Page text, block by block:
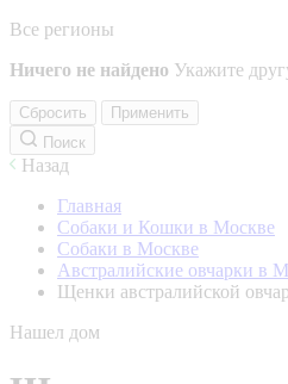
Все регионы
Ничего не найдено Укажите
Сбросить
Применить
Поиск
Назад
Главная
Собаки и Кошки в Москве
Собаки в Москве
Австралийские овчарки в
Щенки австралийской
Нашел дом